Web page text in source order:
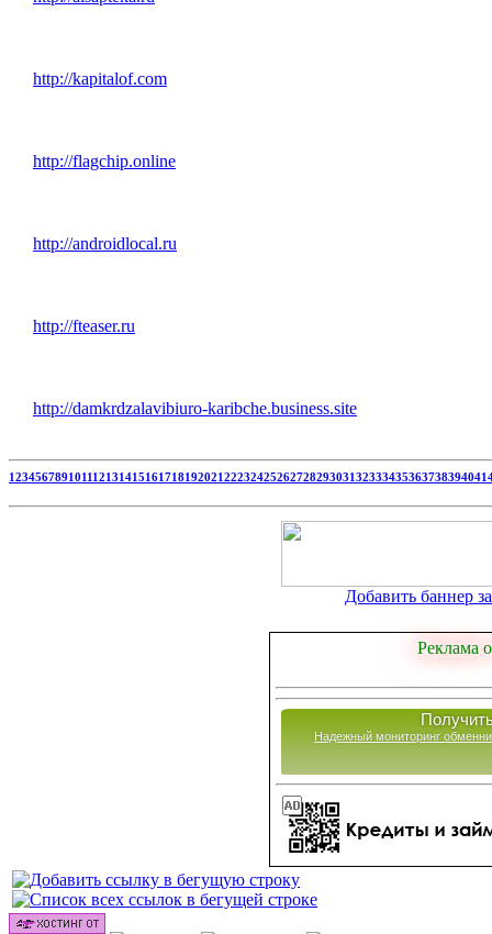
http://kapitalof.com
http://flagchip.online
http://androidlocal.ru
http://fteaser.ru
http://damkrdzalavibiuro-karibche.business.site
1234567891011121314151617181920212223242526272829303132333435363738394041
Добавить баннер
Реклама
Надежный мониторинг